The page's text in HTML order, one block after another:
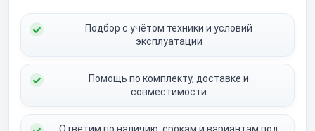
Подбор с учётом техники и условий
эксплуатации
Помощь по комплекту, доставке и
совместимости